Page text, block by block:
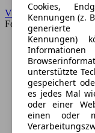
VW
Forum
Cookies,
Kennungen (z.
generierte
Kennungen)
unterstützte
gespeichert
es jedes Mal
oder einer
einen oder